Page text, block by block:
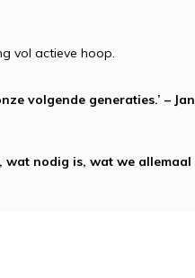
vol actieve hoop.
volgende generaties.’ – Jan
wat nodig is, wat we allemaal